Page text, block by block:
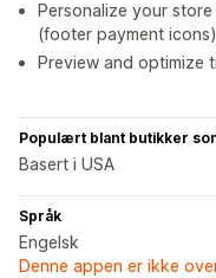
Personalize your
(footer payment
Preview and optimize
Populært blant butikker
Basert i USA
Språk
Engelsk
Denne appen er ikke